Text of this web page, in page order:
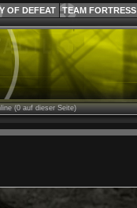
OF DEFEAT TEAM FORTRESS
(0 auf dieser Seite)